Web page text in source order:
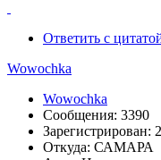
Ответить с
Wowochka
Wowochka
Сообщения: 3390
Зарегистрирован:
Откуда: САМАРА